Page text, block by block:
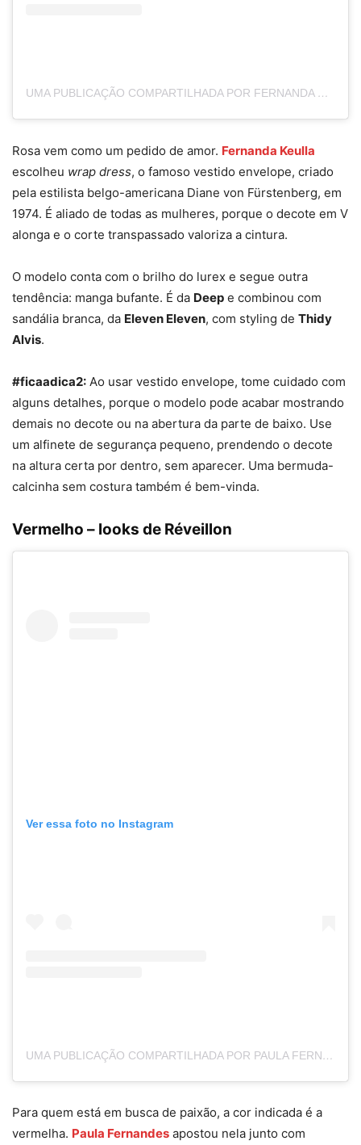
UMA PUBLICAÇÃO COMPARTILHADA POR FERNANDA KEULLA (@FERNANDAKEULLA)
Rosa vem como um pedido de amor. Fernanda Keulla
escolheu wrap dress, o famoso vestido envelope, criado
pela estilista belgo-americana Diane von Fürstenberg, em
1974. É aliado de todas as mulheres, porque o decote em V
alonga e o corte transpassado valoriza a cintura.
O modelo conta com o brilho do lurex e segue outra
tendência: manga bufante. É da Deep e combinou com
sandália branca, da Eleven Eleven, com styling de Thidy
Alvis.
#ficaadica2: Ao usar vestido envelope, tome cuidado com
alguns detalhes, porque o modelo pode acabar mostrando
demais no decote ou na abertura da parte de baixo. Use
um alfinete de segurança pequeno, prendendo o decote
na altura certa por dentro, sem aparecer. Uma bermuda-
calcinha sem costura também é bem-vinda.
Vermelho – looks de Réveillon
Ver essa foto no Instagram
UMA PUBLICAÇÃO COMPARTILHADA POR PAULA FERNANDES (@PAULAFERNANDES)
Para quem está em busca de paixão, a cor indicada é a
vermelha. Paula Fernandes apostou nela junto com